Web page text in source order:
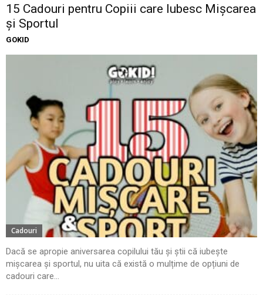
15 Cadouri pentru Copiii care Iubesc Mișcarea
și Sportul
GOKID
Cadouri
Dacă se apropie aniversarea copilului tău și știi că iubește
mișcarea și sportul, nu uita că există o mulțime de opțiuni de
cadouri care...